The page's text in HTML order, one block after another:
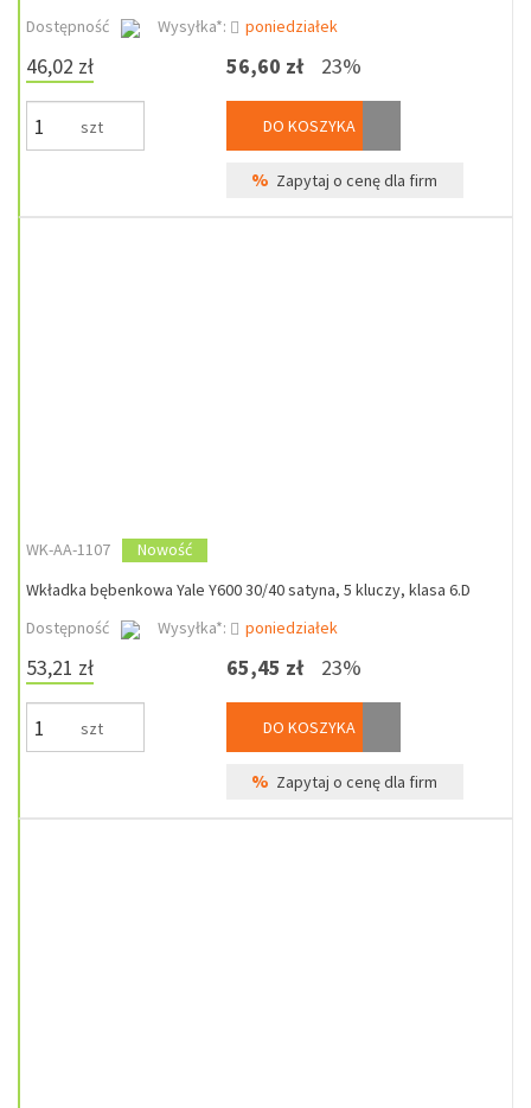
Dostępność
Wysyłka*: poniedziałek
46,02 zł
szt
56,60 zł 23%
DO KOSZYKA
% Zapytaj o cenę dla firm
WK-AA-1107
Nowość
Wkładka bębenkowa Yale Y600 30/40 satyna, 5 kluczy, klasa 6.D
Dostępność
Wysyłka*: poniedziałek
53,21 zł
szt
65,45 zł 23%
DO KOSZYKA
% Zapytaj o cenę dla firm